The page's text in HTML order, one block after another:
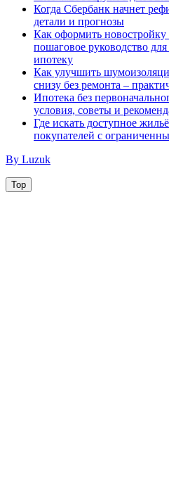
Когда Сбербанк начнет
детали и прогнозы
Как оформить новостройку
пошаговое руководство
ипотеку
Как улучшить
снизу без ремонта –
Ипотека без
условия, советы и
Где искать доступное
покупателей с
By Luzuk
Top